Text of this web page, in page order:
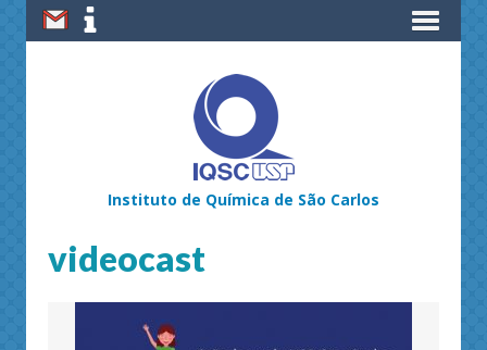
Instituto de Química de São Carlos
videocast